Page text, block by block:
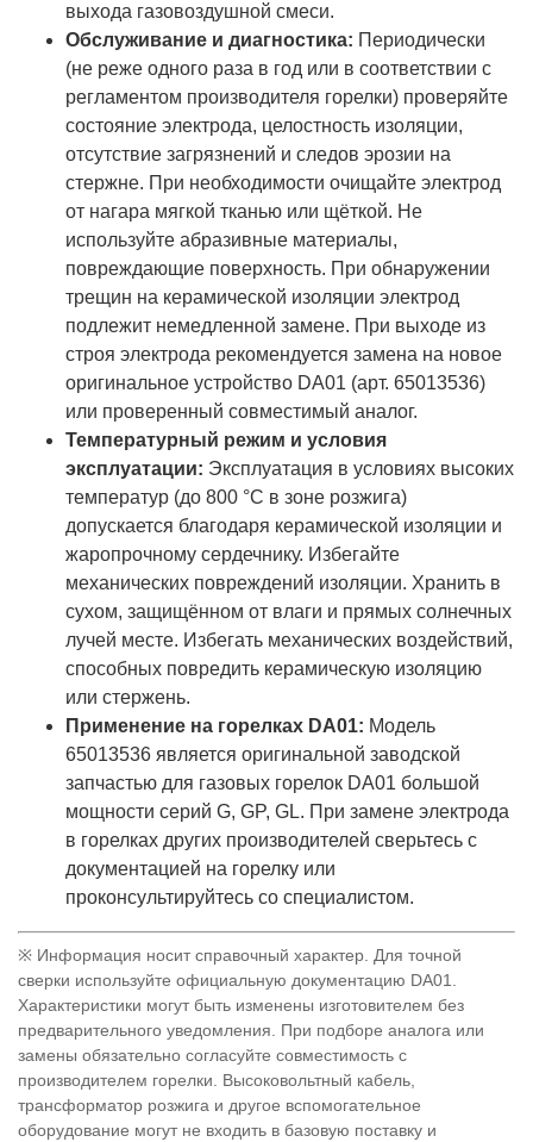
выхода газовоздушной смеси.
Обслуживание и диагностика: Периодически
(не реже одного раза в год или в соответствии с
регламентом производителя горелки) проверяйте
состояние электрода, целостность изоляции,
отсутствие загрязнений и следов эрозии на
стержне. При необходимости очищайте электрод
от нагара мягкой тканью или щёткой. Не
используйте абразивные материалы,
повреждающие поверхность. При обнаружении
трещин на керамической изоляции электрод
подлежит немедленной замене. При выходе из
строя электрода рекомендуется замена на новое
оригинальное устройство DA01 (арт. 65013536)
или проверенный совместимый аналог.
Температурный режим и условия
эксплуатации: Эксплуатация в условиях высоких
температур (до 800 °C в зоне розжига)
допускается благодаря керамической изоляции и
жаропрочному сердечнику. Избегайте
механических повреждений изоляции. Хранить в
сухом, защищённом от влаги и прямых солнечных
лучей месте. Избегать механических воздействий,
способных повредить керамическую изоляцию
или стержень.
Применение на горелках DA01: Модель
65013536 является оригинальной заводской
запчастью для газовых горелок DA01 большой
мощности серий G, GP, GL. При замене электрода
в горелках других производителей сверьтесь с
документацией на горелку или
проконсультируйтесь со специалистом.
※ Информация носит справочный характер. Для точной
сверки используйте официальную документацию DA01.
Характеристики могут быть изменены изготовителем без
предварительного уведомления. При подборе аналога или
замены обязательно согласуйте совместимость с
производителем горелки. Высоковольтный кабель,
трансформатор розжига и другое вспомогательное
оборудование могут не входить в базовую поставку и